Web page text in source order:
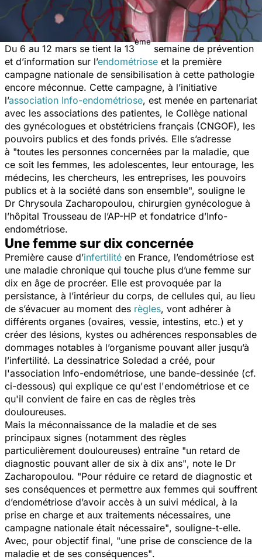
Du 6 au 12 mars se tient la 13
ème
semaine de prévention
et d’information sur l’endométriose et la première
campagne nationale de sensibilisation à cette pathologie
encore méconnue. Cette campagne, à l’initiative
l’association Info-endométriose, est menée en partenariat
avec les associations des patientes, le Collège national
des gynécologues et obstétriciens français (CNGOF), les
pouvoirs publics et des fonds privés. Elle s’adresse
à "toutes les personnes concernées par la maladie, que
ce soit les femmes, les adolescentes, leur entourage, les
médecins, les chercheurs, les entreprises, les pouvoirs
publics et à la société dans son ensemble", souligne le
Dr Chrysoula Zacharopoulou, chirurgien gynécologue à
l’hôpital Trousseau de l’AP-HP et fondatrice d’Info-
endométriose.
Une femme sur dix concernée
Première cause d’infertilité en France, l’endométriose est
une maladie chronique qui touche plus d’une femme sur
dix en âge de procréer. Elle est provoquée par la
persistance, à l’intérieur du corps, de cellules qui, au lieu
de s’évacuer au moment des règles, vont adhérer à
différents organes (ovaires, vessie, intestins, etc.) et y
créer des lésions, kystes ou adhérences responsables de
dommages notables à l’organisme pouvant aller jusqu’à
l’infertilité. La dessinatrice Soledad a créé, pour
l'association Info-endométriose, une bande-dessinée (cf.
ci-dessous) qui explique ce qu'est l'endométriose et ce
qu'il convient de faire en cas de règles très
douloureuses.
Mais la méconnaissance de la maladie et de ses
principaux signes (notamment des règles
particulièrement douloureuses) entraîne "un retard de
diagnostic pouvant aller de six à dix ans", note le Dr
Zacharopoulou. "Pour réduire ce retard de diagnostic et
ses conséquences et permettre aux femmes qui souffrent
d’endométriose d’avoir accès à un suivi médical, à la
prise en charge et aux traitements nécessaires, une
campagne nationale était nécessaire", souligne-t-elle.
Avec, pour objectif final, "une prise de conscience de la
maladie et de ses conséquences".